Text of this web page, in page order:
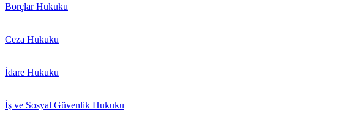
Borçlar Hukuku
Ceza Hukuku
İdare Hukuku
İş ve Sosyal Güvenlik Hukuku